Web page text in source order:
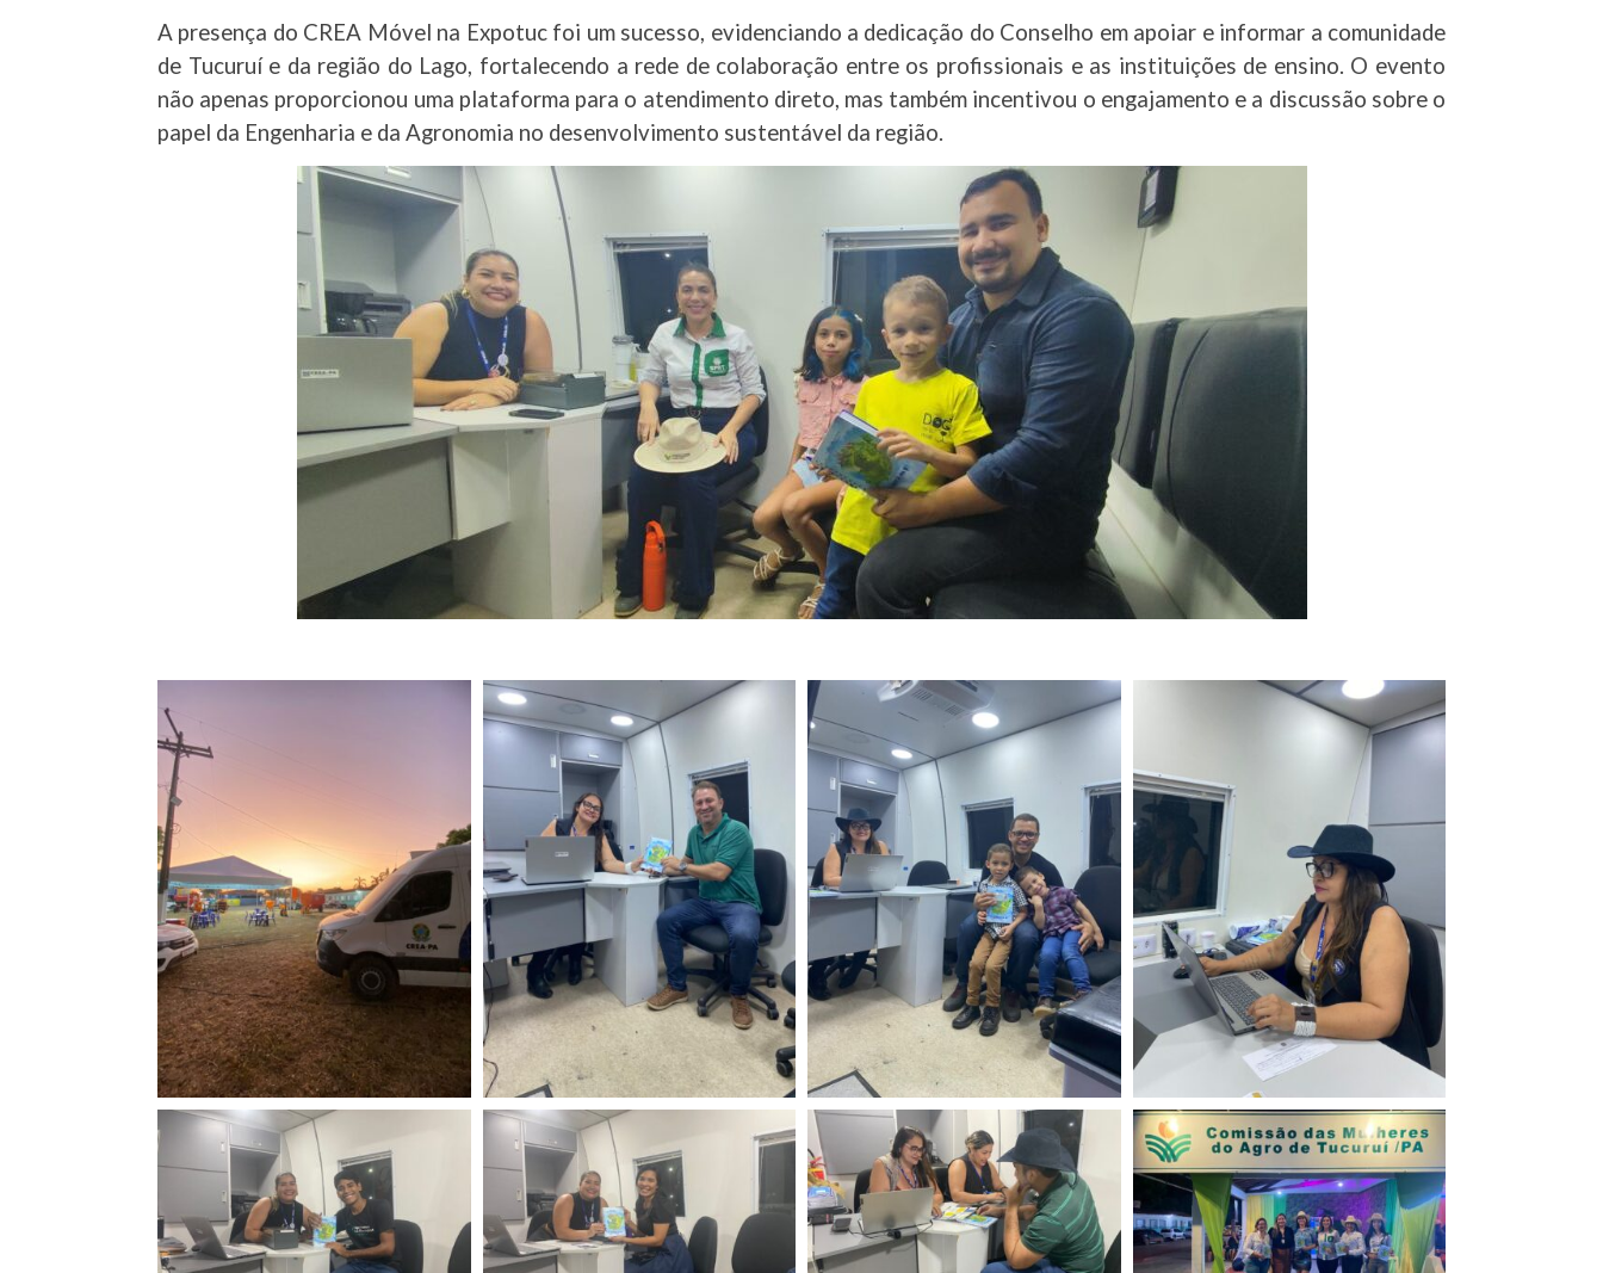
A presença do CREA Móvel na Expotuc foi um sucesso, evidenciando a dedicação do Conselho em apoiar e informar a comunidade
de Tucuruí e da região do Lago, fortalecendo a rede de colaboração entre os profissionais e as instituições de ensino. O evento
não apenas proporcionou uma plataforma para o atendimento direto, mas também incentivou o engajamento e a discussão sobre o
papel da Engenharia e da Agronomia no desenvolvimento sustentável da região.